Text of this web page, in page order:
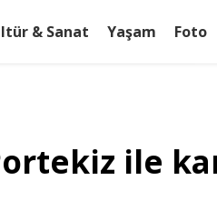
& Sanat Yaşam Foto
ile